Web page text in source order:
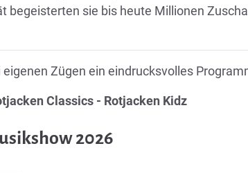
begeisterten sie bis heute Millionen
Zügen ein eindrucksvolles
Classics - Rotjacken Kidz
2026